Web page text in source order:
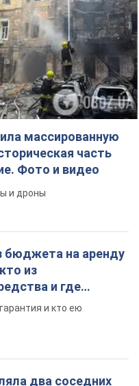
и дроны
бюджета на аренду
из
и где
и кто ею
два соседних
двое